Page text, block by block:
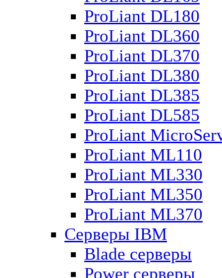
ProLiant DL180
ProLiant DL360
ProLiant DL370
ProLiant DL380
ProLiant DL385
ProLiant DL585
ProLiant
ProLiant ML110
ProLiant ML330
ProLiant ML350
ProLiant ML370
Серверы IBM
Blade серверы
Power серверы